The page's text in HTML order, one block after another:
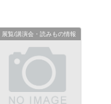
展覧/講演会・読みもの情報